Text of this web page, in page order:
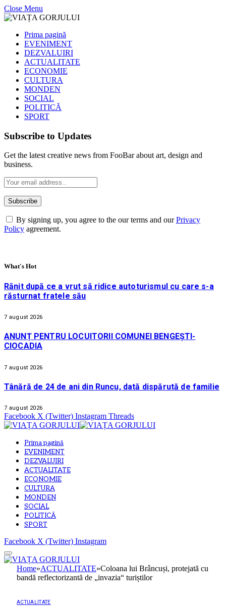
Close Menu
Prima pagină
EVENIMENT
DEZVALUIRI
ACTUALITATE
ECONOMIE
CULTURA
MONDEN
SOCIAL
POLITICĂ
SPORT
Subscribe to Updates
Get the latest creative news from FooBar about art, design and
business.
By signing up, you agree to the our terms and ourPrivacy
Policy agreement.
What's Hot
Rănit după ce a vrut să ridice autoturismul cu care s-a
răsturnat fratele său
7 august 2026
ANUNȚ PENTRU LOCUITORII COMUNEI BENGEȘTI-
CIOCADIA
7 august 2026
Tânără de 24 de ani din Runcu, dată dispărută de familie
7 august 2026
Facebook X (Twitter) Instagram Threads
Prima pagină
EVENIMENT
DEZVALUIRI
ACTUALITATE
ECONOMIE
CULTURA
MONDEN
SOCIAL
POLITICĂ
SPORT
Facebook X (Twitter) Instagram
Home»ACTUALITATE»Coloana lui Brâncuși, protejată cu
bandă reflectorizantă de „invazia“ turiștilor
ACTUALITATE